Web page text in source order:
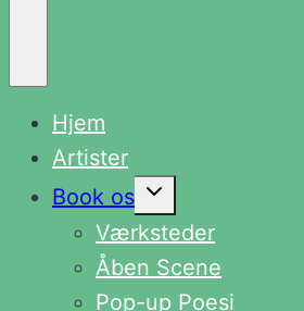
Hjem
Artister
Book os Skift
undermenu
Værksteder
Åben Scene
Pop-up Poesi